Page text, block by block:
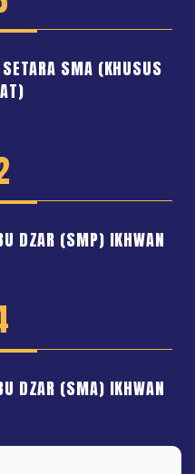
SMA (KHUSUS
DZAR (SMP) IKHWAN
DZAR (SMA) IKHWAN